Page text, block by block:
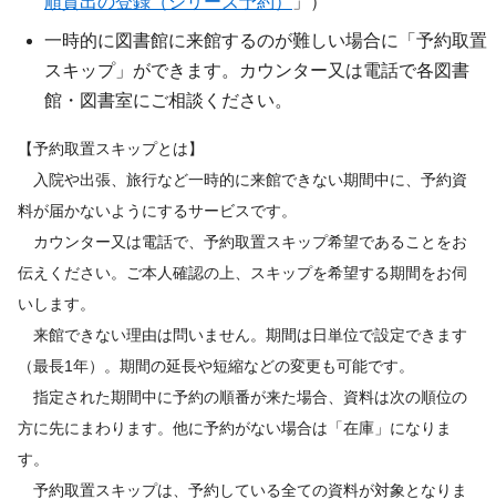
一時的に図書館に来館するのが難しい場合に「予約取置
スキップ」ができます。カウンター又は電話で各図書
館・図書室にご相談ください。
【予約取置スキップとは】
入院や出張、旅行など一時的に来館できない期間中に、予約資
料が届かないようにするサービスです。
カウンター又は電話で、予約取置スキップ希望であることをお
伝えください。ご本人確認の上、スキップを希望する期間をお伺
いします。
来館できない理由は問いません。期間は日単位で設定できます
（最長1年）。期間の延長や短縮などの変更も可能です。
指定された期間中に予約の順番が来た場合、資料は次の順位の
方に先にまわります。他に予約がない場合は「在庫」になりま
す。
予約取置スキップは、予約している全ての資料が対象となりま